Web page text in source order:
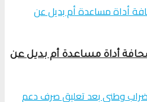
أداة مساعدة أم بديل عن